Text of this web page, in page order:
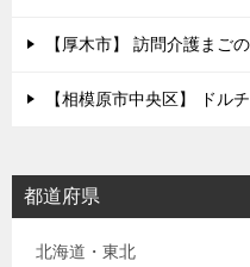
【厚木市】 訪問介護まご
【相模原市中央区】 ドル
都道府県
北海道・東北